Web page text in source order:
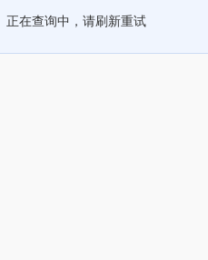
正在查询中，请刷新重试